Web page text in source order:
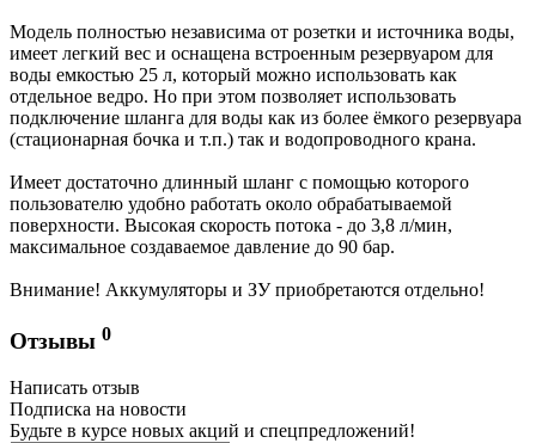
Модель полностью независима от розетки и источника воды,
имеет легкий вес и оснащена встроенным резервуаром для
воды емкостью 25 л, который можно использовать как
отдельное ведро. Но при этом позволяет использовать
подключение шланга для воды как из более ёмкого резервуара
(стационарная бочка и т.п.) так и водопроводного крана.
Имеет достаточно длинный шланг с помощью которого
пользователю удобно работать около обрабатываемой
поверхности. Высокая скорость потока - до 3,8 л/мин,
максимальное создаваемое давление до 90 бар.
Внимание! Аккумуляторы и ЗУ приобретаются отдельно!
Отзывы 0
Написать отзыв
Подписка на новости
Будьте в курсе новых акций и спецпредложений!